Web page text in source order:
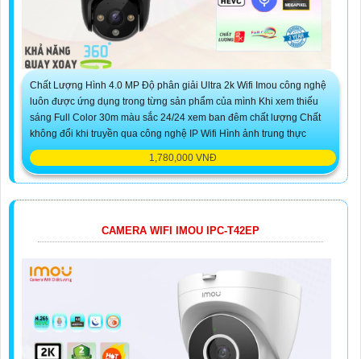
Chất Lượng Hình 4.0 MP Độ phân giải Ultra 2k Wifi Imou công nghệ
luôn được ứng dụng trong từng sản phẩm của mình Khi xem thiếu
sáng Full Color 30m màu sắc 24/24 xem ban đêm chất lượng Chất
không đổi khi truyền qua công nghệ IP Wifi Hình ảnh trung thực
1,780,000 VNĐ
CAMERA WIFI IMOU IPC-T42EP